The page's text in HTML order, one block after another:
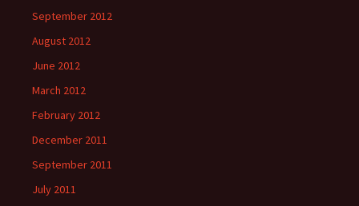
September 2012
August 2012
June 2012
March 2012
February 2012
December 2011
September 2011
July 2011